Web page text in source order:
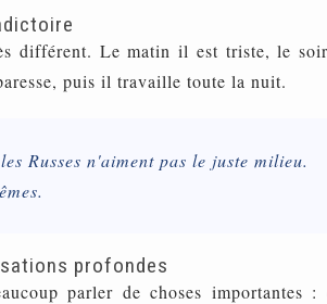
différent. Le matin il est triste, le
puis il travaille toute la nuit.
Russes n'aiment pas le juste milieu.
profondes
parler de choses importantes :